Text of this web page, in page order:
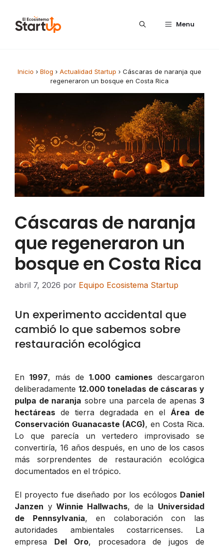
Menu
Inicio › Blog › Actualidad Startup › Cáscaras de naranja que
regeneraron un bosque en Costa Rica
Cáscaras de naranja
que regeneraron un
bosque en Costa Rica
abril 7, 2026 por Equipo Ecosistema Startup
Un experimento accidental que
cambió lo que sabemos sobre
restauración ecológica
En 1997, más de 1.000 camiones descargaron
deliberadamente 12.000 toneladas de cáscaras y
pulpa de naranja sobre una parcela de apenas 3
hectáreas de tierra degradada en el Área de
Conservación Guanacaste (ACG), en Costa Rica.
Lo que parecía un vertedero improvisado se
convertiría, 16 años después, en uno de los casos
más sorprendentes de restauración ecológica
documentados en el trópico.
El proyecto fue diseñado por los ecólogos Daniel
Janzen yWinnie Hallwachs, de la Universidad
de Pennsylvania, en colaboración con las
autoridades ambientales costarricenses. La
empresa Del Oro, procesadora de jugos de